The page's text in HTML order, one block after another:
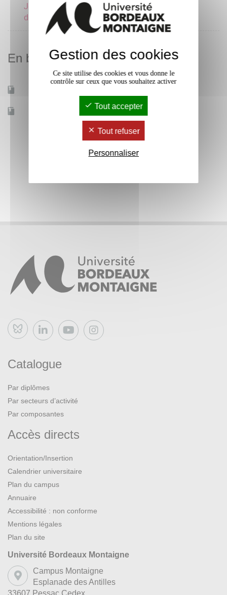
Journée poster des
doctorant.e.s de l'ED480
En bref
Accessible à distance Non
Bluesky
Catalogue
Par diplômes
Par secteurs d’activité
Par composantes
Accès directs
Orientation/Insertion
Calendrier universitaire
Plan du campus
Annuaire
Accessibilité : non conforme
Mentions légales
Plan du site
Université Bordeaux Montaigne
Campus Montaigne
Esplanade des Antilles
Gestion des cookies
Ce site utilise des cookies et vous donne le
contrôle sur ceux que vous souhaitez activer
Tout accepter
Tout refuser
Personnaliser